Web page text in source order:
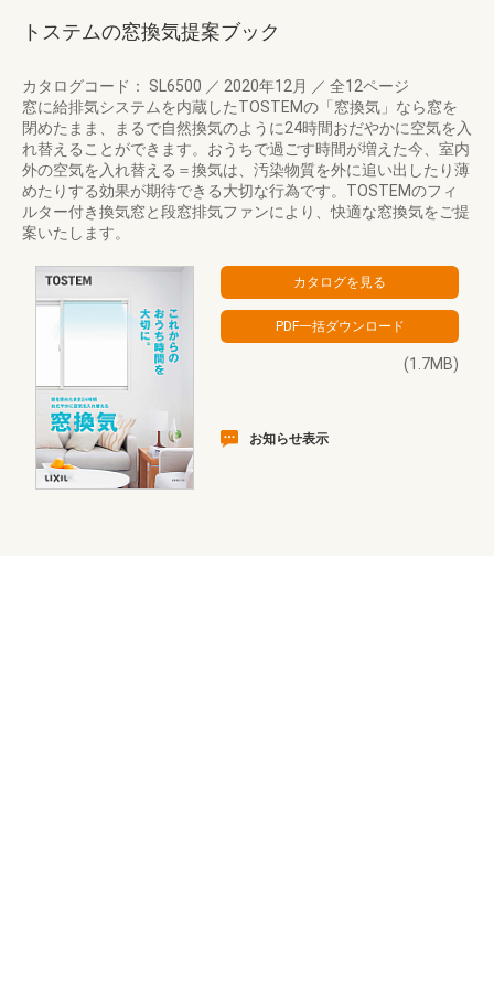
トステムの窓換気提案ブック
カタログコード： SL6500 ／ 2020年12月 ／ 全12ページ
窓に給排気システムを内蔵したTOSTEMの「窓換気」なら窓を
閉めたまま、まるで自然換気のように24時間おだやかに空気を入
れ替えることができます。おうちで過ごす時間が増えた今、室内
外の空気を入れ替える＝換気は、汚染物質を外に追い出したり薄
めたりする効果が期待できる大切な行為です。TOSTEMのフィ
ルター付き換気窓と段窓排気ファンにより、快適な窓換気をご提
案いたします。
(1.7MB)
お知らせ表示